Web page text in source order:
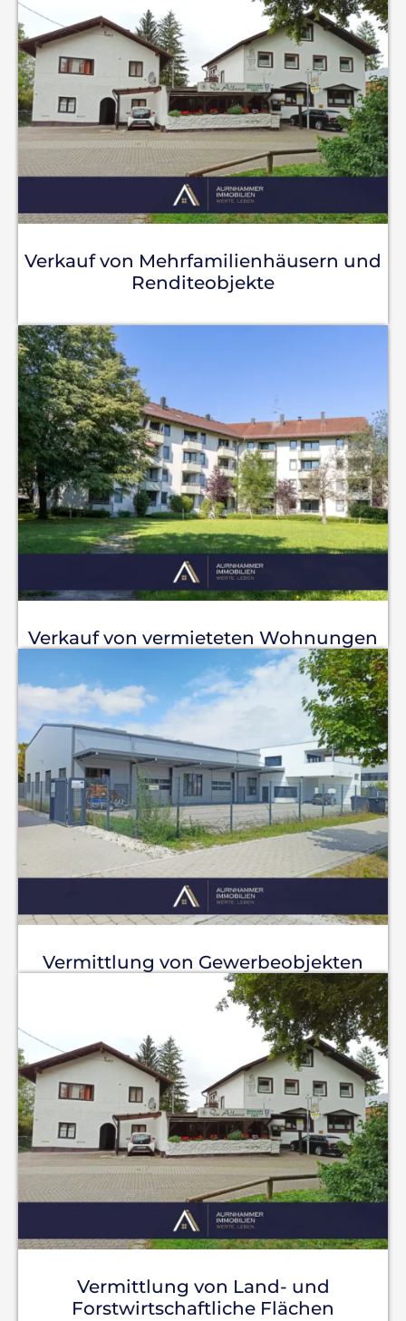
Verkauf von Mehrfamilienhäusern und
Renditeobjekte
Verkauf von vermieteten Wohnungen
Vermittlung von Gewerbeobjekten
Vermittlung von Land- und
Forstwirtschaftliche Flächen